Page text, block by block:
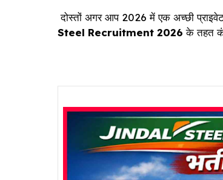
दोस्तों अगर आप 2026 में एक अच्छी
Steel Recruitment 2026के तहत